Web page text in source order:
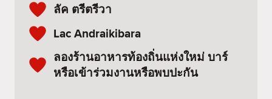
ลัค ตรีตรีวา
Lac Andraikibara
ลองร้านอาหารท้องถิ่นแห่งใหม่ บาร์
หรือเข้าร่วมงานหรือพบปะกัน